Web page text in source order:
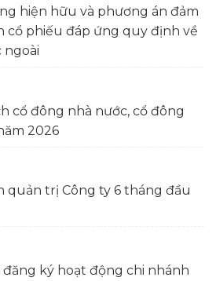
hiện hữu và phương án đảm
cổ phiếu đáp ứng quy định về
ngoài
cổ đông nhà nước, cổ đông
2026
quản trị Công ty 6 tháng đầu
ký hoạt động chi nhánh